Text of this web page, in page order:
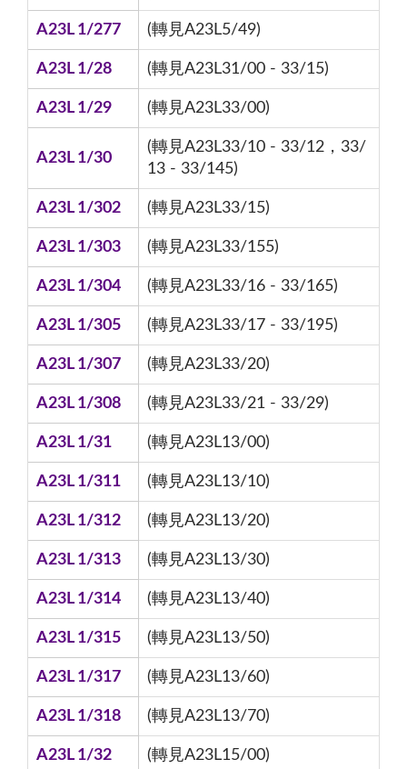
A23L 1/277 (轉見A23L5/49)
A23L 1/28 (轉見A23L31/00 - 33/15)
A23L 1/29 (轉見A23L33/00)
A23L 1/30
(轉見A23L33/10 - 33/12，33/
13 - 33/145)
A23L 1/302 (轉見A23L33/15)
A23L 1/303 (轉見A23L33/155)
A23L 1/304 (轉見A23L33/16 - 33/165)
A23L 1/305 (轉見A23L33/17 - 33/195)
A23L 1/307 (轉見A23L33/20)
A23L 1/308 (轉見A23L33/21 - 33/29)
A23L 1/31 (轉見A23L13/00)
A23L 1/311 (轉見A23L13/10)
A23L 1/312 (轉見A23L13/20)
A23L 1/313 (轉見A23L13/30)
A23L 1/314 (轉見A23L13/40)
A23L 1/315 (轉見A23L13/50)
A23L 1/317 (轉見A23L13/60)
A23L 1/318 (轉見A23L13/70)
A23L 1/32 (轉見A23L15/00)